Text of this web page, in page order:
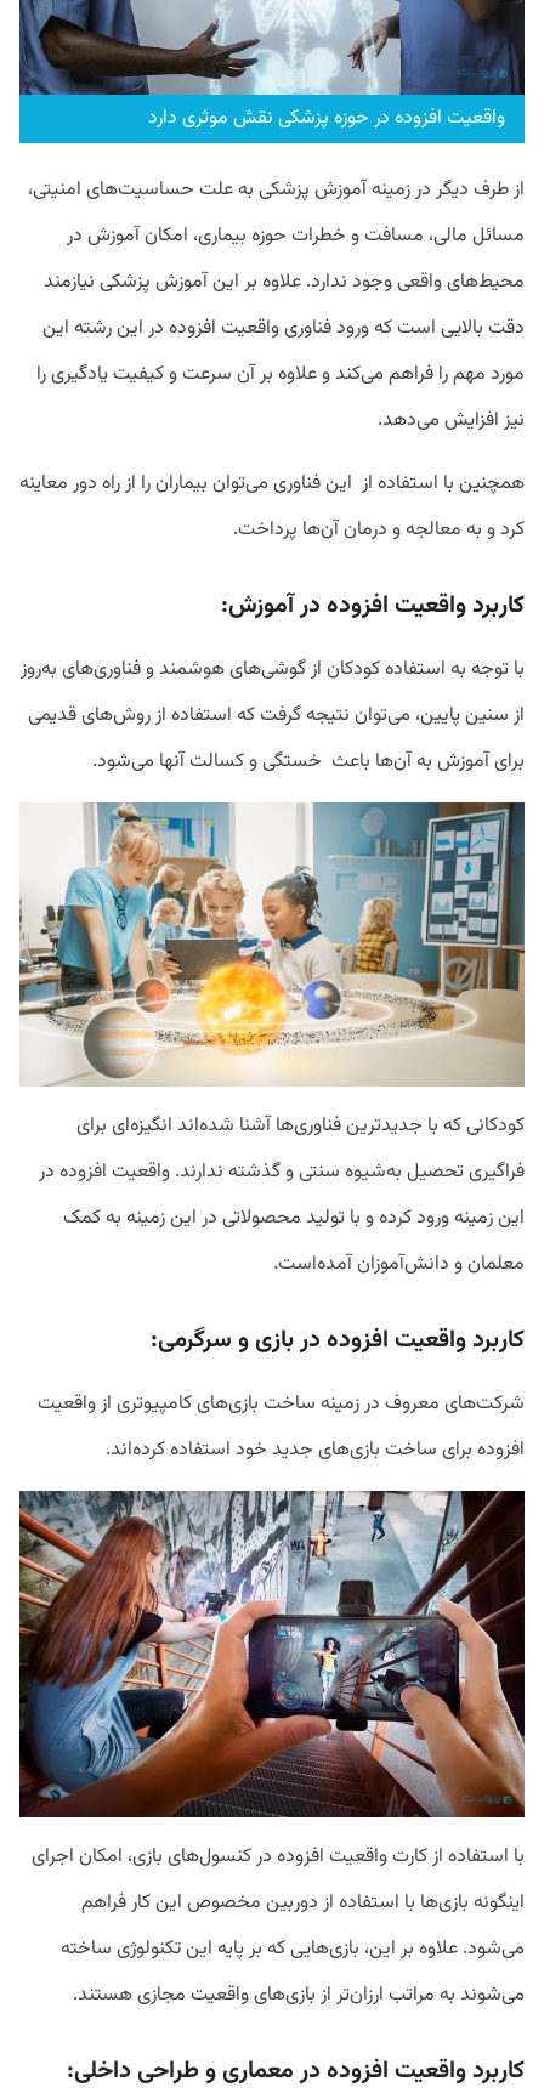
واقعیت افزوده در حوزه پزشکی نقش موثری دارد
از طرف دیگر در زمینه آموزش پزشکی به علت حساسیت‌های امنیتی،
مسائل مالی، مسافت و خطرات حوزه بیماری، امکان آموزش در
محیط‌های واقعی وجود ندارد. علاوه بر این آموزش پزشکی نیازمند
دقت بالایی است که ورود فناوری واقعیت افزوده در این رشته این
مورد مهم را فراهم می‌کند و علاوه بر آن سرعت و کیفیت یادگیری را
نیز افزایش می‌دهد.
همچنین با استفاده از این فناوری می‌توان بیماران را از راه دور معاینه
کرد و به معالجه و درمان آن‌ها پرداخت.
کاربرد واقعیت افزوده در آموزش:
با توجه به استفاده کودکان از گوشی‌های هوشمند و فناوری‌های به‌روز
از سنین پایین، می‌توان نتیجه گرفت که استفاده از روش‌های قدیمی
برای آموزش به آن‌ها باعث خستگی و کسالت آنها می‌شود.
کودکانی که با جدیدترین فناوری‌ها آشنا شده‌اند انگیزه‌ای برای
فراگیری تحصیل به‌شیوه سنتی و گذشته ندارند. واقعیت افزوده در
این زمینه ورود کرده و با تولید محصولاتی در این زمینه به کمک
معلمان و دانش‌آموزان آمده‌است.
کاربرد واقعیت افزوده در بازی و سرگرمی:
شرکت‌های معروف در زمینه ساخت بازی‌های کامپیوتری از واقعیت
افزوده برای ساخت بازی‌های جدید خود استفاده کرده‌اند.
با استفاده از کارت واقعیت افزوده در کنسول‌های بازی، امکان اجرای
اینگونه بازی‌ها با استفاده از دوربین مخصوص این کار فراهم
می‌شود. علاوه بر این، بازی‌هایی که بر پایه این تکنولوژی ساخته
می‌شوند به مراتب ارزان‌تر از بازی‌های واقعیت مجازی هستند.
کاربرد واقعیت افزوده در معماری و طراحی داخلی: